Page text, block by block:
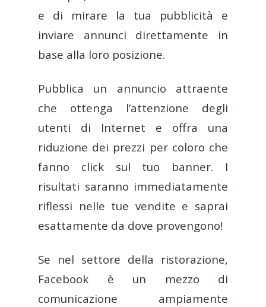
e di mirare la tua pubblicità e
inviare annunci direttamente in
base alla loro posizione.
Pubblica un annuncio attraente
che ottenga l’attenzione degli
utenti di Internet e offra una
riduzione dei prezzi per coloro che
fanno click sul tuo banner. I
risultati saranno immediatamente
riflessi nelle tue vendite e saprai
esattamente da dove provengono!
Se nel settore della ristorazione,
Facebook è un mezzo di
comunicazione ampiamente